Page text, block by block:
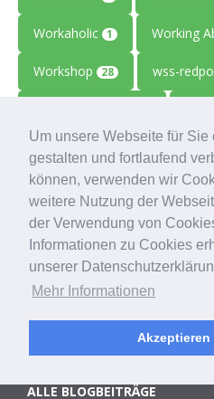
Um unsere Webseite für Sie
gestalten und fortlaufend
können, verwenden wir
weitere Nutzung der
der Verwendung von
Informationen zu Cookies
unserer
Mehr Informationen
Akzeptieren
Workaholic 1 Working
Workshop 28 wss-
Zeitmanagement
Zolitron 1 Zoll 1
Zoom 1 Zukunft 1
Zusammenarbeit 1
ALLE BLOGBEITRÄGE